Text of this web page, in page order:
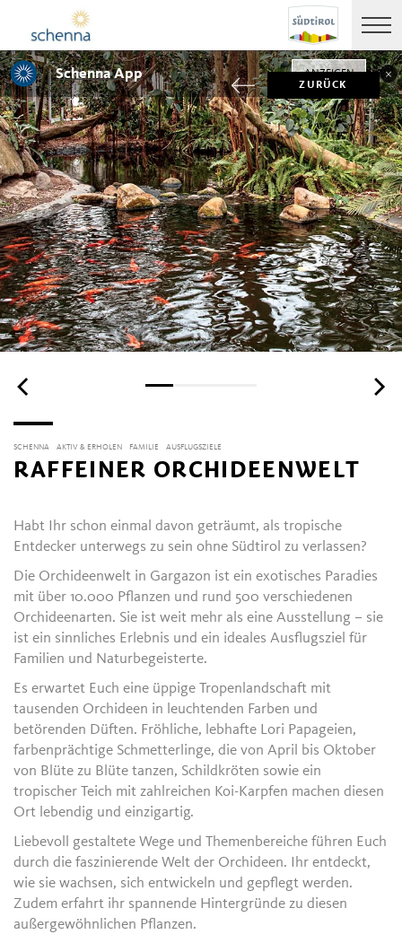
ZURÜCK
SCHENNA AKTIV & ERHOLEN FAMILIE AUSFLUGSZIELE
RAFFEINER ORCHIDEENWELT
Habt Ihr schon einmal davon geträumt, als tropische
Entdecker unterwegs zu sein ohne Südtirol zu verlassen?
Die Orchideenwelt in Gargazon ist ein exotisches Paradies
mit über 10.000 Pflanzen und rund 500 verschiedenen
Orchideenarten. Sie ist weit mehr als eine Ausstellung – sie
ist ein sinnliches Erlebnis und ein ideales Ausflugsziel für
Familien und Naturbegeisterte.
Es erwartet Euch eine üppige Tropenlandschaft mit
tausenden Orchideen in leuchtenden Farben und
betörenden Düften. Fröhliche, lebhafte Lori Papageien,
farbenprächtige Schmetterlinge, die von April bis Oktober
von Blüte zu Blüte tanzen, Schildkröten sowie ein
tropischer Teich mit zahlreichen Koi-Karpfen machen diesen
Ort lebendig und einzigartig.
Liebevoll gestaltete Wege und Themenbereiche führen Euch
durch die faszinierende Welt der Orchideen. Ihr entdeckt,
wie sie wachsen, sich entwickeln und gepflegt werden.
Zudem erfahrt ihr spannende Hintergründe zu diesen
außergewöhnlichen Pflanzen.
Schenna App ANZEIGEN